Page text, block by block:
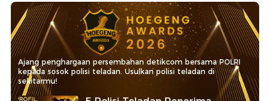
Ajang penghargaan persembahan detikcom bersama POLRI
kepada sosok polisi teladan. Usulkan polisi teladan di
sekitarmu!